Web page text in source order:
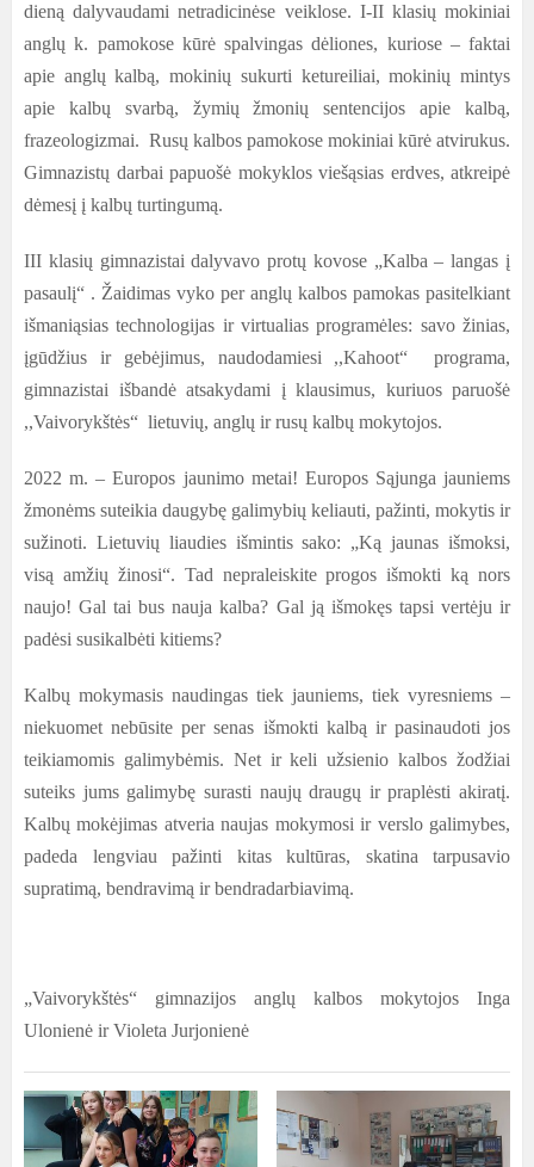
dieną dalyvaudami netradicinėse veiklose. I-II klasių mokiniai
anglų k. pamokose kūrė spalvingas dėliones, kuriose – faktai
apie anglų kalbą, mokinių sukurti ketureiliai, mokinių mintys
apie kalbų svarbą, žymių žmonių sentencijos apie kalbą,
frazeologizmai. Rusų kalbos pamokose mokiniai kūrė atvirukus.
Gimnazistų darbai papuošė mokyklos viešąsias erdves, atkreipė
dėmesį į kalbų turtingumą.
III klasių gimnazistai dalyvavo protų kovose „Kalba – langas į
pasaulį“ . Žaidimas vyko per anglų kalbos pamokas pasitelkiant
išmaniąsias technologijas ir virtualias programėles: savo žinias,
įgūdžius ir gebėjimus, naudodamiesi ,,Kahoot“ programa,
gimnazistai išbandė atsakydami į klausimus, kuriuos paruošė
,,Vaivorykštės“ lietuvių, anglų ir rusų kalbų mokytojos.
2022 m. – Europos jaunimo metai! Europos Sąjunga jauniems
žmonėms suteikia daugybę galimybių keliauti, pažinti, mokytis ir
sužinoti. Lietuvių liaudies išmintis sako: „Ką jaunas išmoksi,
visą amžių žinosi“. Tad nepraleiskite progos išmokti ką nors
naujo! Gal tai bus nauja kalba? Gal ją išmokęs tapsi vertėju ir
padėsi susikalbėti kitiems?
Kalbų mokymasis naudingas tiek jauniems, tiek vyresniems –
niekuomet nebūsite per senas išmokti kalbą ir pasinaudoti jos
teikiamomis galimybėmis. Net ir keli užsienio kalbos žodžiai
suteiks jums galimybę surasti naujų draugų ir praplėsti akiratį.
Kalbų mokėjimas atveria naujas mokymosi ir verslo galimybes,
padeda lengviau pažinti kitas kultūras, skatina tarpusavio
supratimą, bendravimą ir bendradarbiavimą.
„Vaivorykštės“ gimnazijos anglų kalbos mokytojos Inga
Ulonienė ir Violeta Jurjonienė